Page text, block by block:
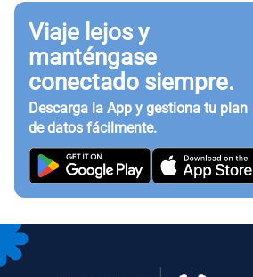
Viaje lejos y
manténgase
conectado siempre.
Descarga la App y gestiona tu plan
de datos fácilmente.